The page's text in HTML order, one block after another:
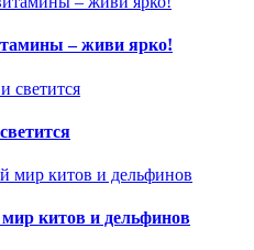
– живи ярко!
китов и дельфинов